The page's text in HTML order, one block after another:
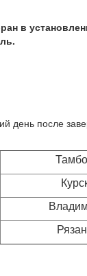
в
день после